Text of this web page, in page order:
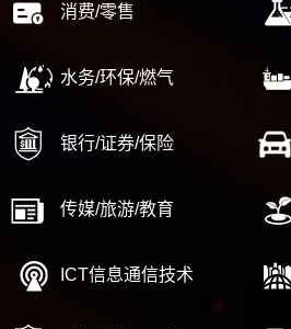
消费/零售
水务/环保/燃气
银行/证券/保险
传媒/旅游/教育
ICT信息通信技术